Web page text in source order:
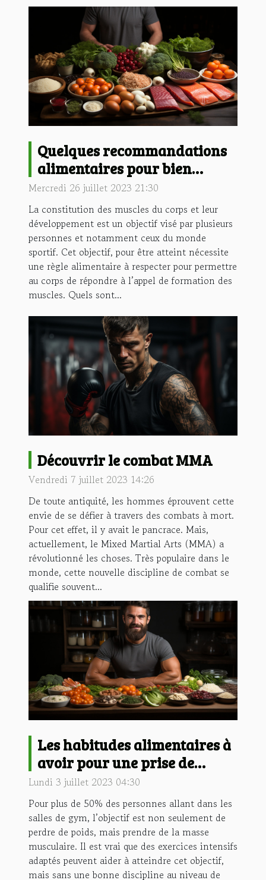
Quelques recommandations
alimentaires pour bien
développer les muscles du
corps
Mercredi 26 juillet 2023 21:30
La constitution des muscles du corps et leur
développement est un objectif visé par plusieurs
personnes et notamment ceux du monde
sportif. Cet objectif, pour être atteint nécessite
une règle alimentaire à respecter pour permettre
au corps de répondre à l’appel de formation des
muscles. Quels sont...
Découvrir le combat MMA
Vendredi 7 juillet 2023 14:26
De toute antiquité, les hommes éprouvent cette
envie de se défier à travers des combats à mort.
Pour cet effet, il y avait le pancrace. Mais,
actuellement, le Mixed Martial Arts (MMA) a
révolutionné les choses. Très populaire dans le
monde, cette nouvelle discipline de combat se
qualifie souvent...
Les habitudes alimentaires à
avoir pour une prise de
masse musculaire
Lundi 3 juillet 2023 04:30
Pour plus de 50% des personnes allant dans les
salles de gym, l’objectif est non seulement de
perdre de poids, mais prendre de la masse
musculaire. Il est vrai que des exercices intensifs
adaptés peuvent aider à atteindre cet objectif,
mais sans une bonne discipline au niveau de